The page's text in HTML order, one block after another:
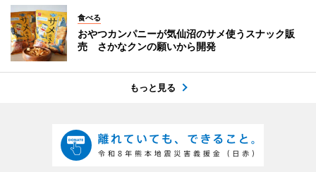
食べる
おやつカンパニーが気仙沼のサメ使うスナック販
売 さかなクンの願いから開発
もっと見る